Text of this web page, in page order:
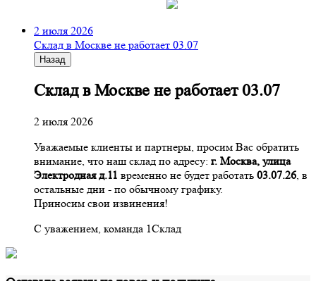
2 июля 2026
Склад в Москве не работает 03.07
Назад
Склад в Москве не работает 03.07
2 июля 2026
Уважаемые клиенты и партнеры, просим Вас обратить
внимание, что наш склад по адресу: г. Москва, улица
Электродная д.11 временно не будет работать 03.07.26, в
остальные дни - по обычному графику.
Приносим свои извинения!
С уважением, команда 1Склад